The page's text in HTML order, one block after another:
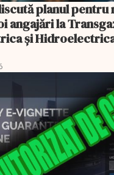
planul
angajări la
și